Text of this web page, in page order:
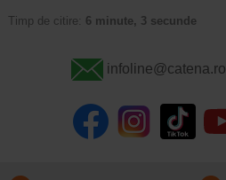
Timp de citire: 6 minute, 3 secunde
infoline@catena.ro